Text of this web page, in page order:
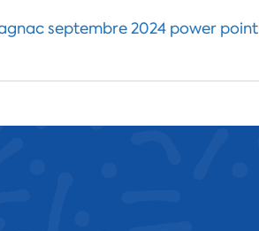
septembre 2024 power point